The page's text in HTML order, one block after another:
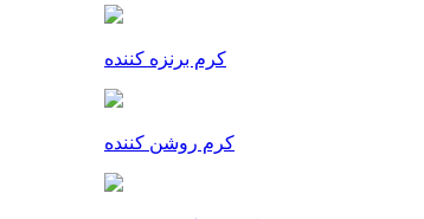
کرم برنزه کننده
کرم روشن کننده